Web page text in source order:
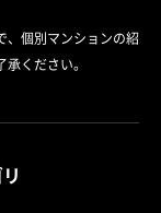
、個別マンションの紹
ください。